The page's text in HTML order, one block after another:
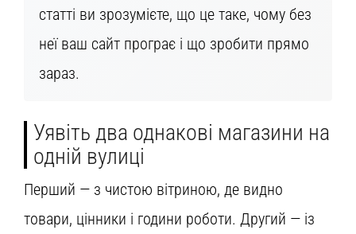
статті ви зрозумієте, що це таке, чому без
неї ваш сайт програє і що зробити прямо
зараз.
Уявіть два однакові магазини на
одній вулиці
Перший — з чистою вітриною, де видно
товари, цінники і години роботи. Другий — із